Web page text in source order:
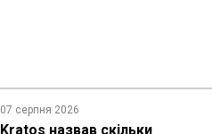
07 серпня 2026
Kratos назвав скільки